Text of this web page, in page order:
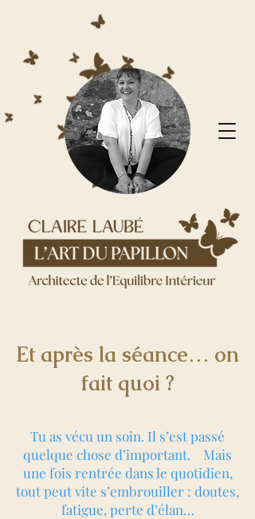
Et après la séance… on
fait quoi ?
Tu as vécu un soin. Il s’est passé
quelque chose d’important. Mais
une fois rentrée dans le quotidien,
tout peut vite s’embrouiller : doutes,
fatigue, perte d’élan…